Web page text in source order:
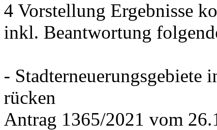
4 Vorstellung Ergebnisse
inkl. Beantwortung
- Stadterneuerungsgebiete
rücken
Antrag 1365/2021 vom